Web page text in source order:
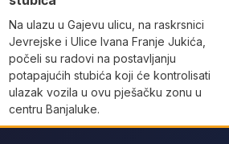
Na ulazu u Gajevu ulicu, na raskrsnici
Jevrejske i Ulice Ivana Franje Jukića,
počeli su radovi na postavljanju
potapajućih stubića koji će kontrolisati
ulazak vozila u ovu pješačku zonu u
centru Banjaluke.